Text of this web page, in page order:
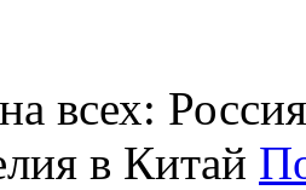
всех:
в Китай